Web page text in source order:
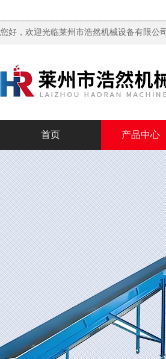
您好，欢迎光临莱州市浩然机械设备有限公司
首页 产品中心